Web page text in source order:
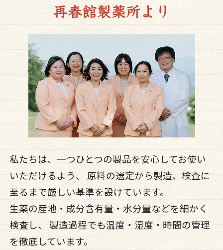
私たちは、一つひとつの製品を安心してお使い
いただけるよう、 原料の選定から製造、検査に
至るまで厳しい基準を設けています。
生薬の産地・成分含有量・水分量などを細かく
検査し、 製造過程でも温度・湿度・時間の管理
を徹底しています。